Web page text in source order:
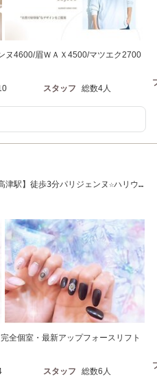
ヌ4600/眉ＷＡＸ4500/マツエク2700
スタッフ 総数4人
津駅】徒歩3分パリジェンヌ☆ハリウ
個室・最新アップフォースリフト
スタッフ 総数6人